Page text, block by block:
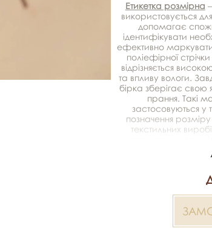
Етикетка розмірна
використовується
допомагає
ідентифікувати
ефективно
поліефірної
відрізняється
та впливу вологи.
бірка зберігає свою
прання. Такі
застосовуються у
позначення розміру
текстильних
нарізати, а потім
Це оптимальне